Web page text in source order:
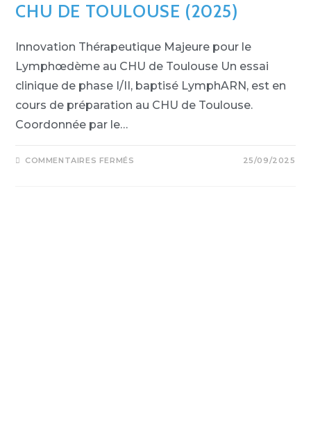
CHU DE TOULOUSE (2025)
Innovation Thérapeutique Majeure pour le
Lymphœdème au CHU de Toulouse Un essai
clinique de phase I/II, baptisé LymphARN, est en
cours de préparation au CHU de Toulouse.
Coordonnée par le…
COMMENTAIRES FERMÉS 25/09/2025